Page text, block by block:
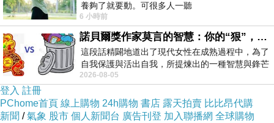
養夠了就要動。可很多人一聽
6 小時前
諾貝爾獎作家莫言的智慧：你的“狠”，才是最好的自我保護
這段話精闢地道出了現代女性在成熟過程中，為了
自我保護與活出自我，所提煉出的一種智慧與鋒芒
的平衡。 核心解讀與看法
2026-08-05
登入 註冊
PChome首頁 線上購物 24h購物 書店 露天拍賣 比比昂代購
新聞 /氣象 股市 個人新聞台 廣告刊登 加入聯播網 全球購物